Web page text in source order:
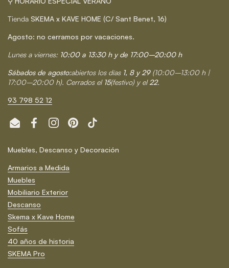
Tienda SKEMA x KAVE HOME (C/ Sant Benet, 16)
Agosto: no cerramos por vacaciones.
Lunes a viernes: 10:00 a 13:30 h y de 17:00–20:00 h
Sábados de agosto:abiertos los días 1, 8 y 29 (10:00–13:00 h |
17:00–20:00 h). Cerrados el 15(festivo) y el22.
93 798 52 12
Email FacebookInstagramPinterestTikTok
Muebles, Descanso y Decoración
Armarios a Medida
Muebles
Mobiliario Exterior
Descanso
Skema x Kave Home
Sofás
40 años de historia
SKEMA Pro